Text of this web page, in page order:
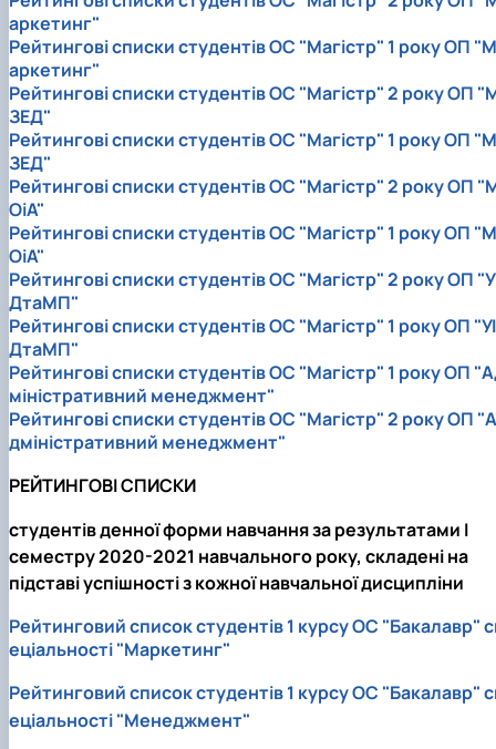
аркетинг"
Рейтингові списки студентів ОС "Магістр" 1 року ОП "М
аркетинг"
Рейтингові списки студентів ОС "Магістр" 2 року ОП
ЗЕД"
Рейтингові списки студентів ОС "Магістр" 1 року ОП "М
ЗЕД"
Рейтингові списки студентів ОС "Магістр" 2 року ОП
ОіА"
Рейтингові списки студентів ОС "Магістр" 1 року ОП "М
ОіА"
Рейтингові списки студентів ОС "Магістр" 2 року ОП
ДтаМП"
Рейтингові списки студентів ОС "Магістр" 1 року ОП "УІ
ДтаМП"
Рейтингові списки студентів ОС "Магістр" 1 року ОП
міністративний менеджмент"
Рейтингові списки студентів ОС "Магістр" 2 року ОП "А
дміністративний менеджмент"
РЕЙТИНГОВІ СПИСКИ
студентів денної форми навчання за результатами I
семестру 2020-2021 навчального року, складені на
підставі успішності з кожної навчальної дисципліни
Рейтинговий список студентів 1 курсу ОС "Бакалавр"
еціальності "Маркетинг"
Рейтинговий список студентів 1 курсу ОС "Бакалавр"
еціальності "Менеджмент"